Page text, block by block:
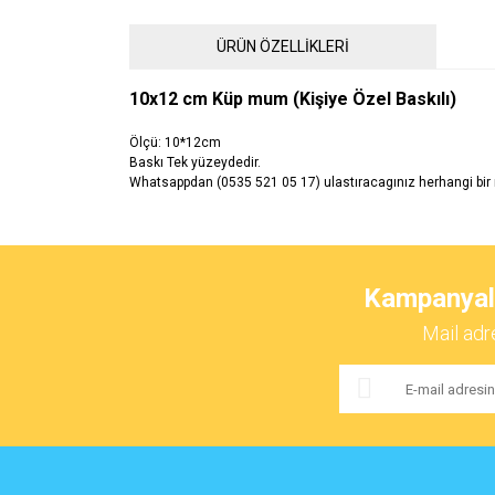
ÜRÜN ÖZELLİKLERİ
10x12 cm Küp mum (Kişiye Özel Baskılı)
Ölçü: 10*12cm
Baskı Tek yüzeydedir.
Whatsappdan (0535 521 05 17) ulastıracagınız herhangi bir
Ürün resmi kalitesiz, bozuk veya görüntülenemiyor.
Mail